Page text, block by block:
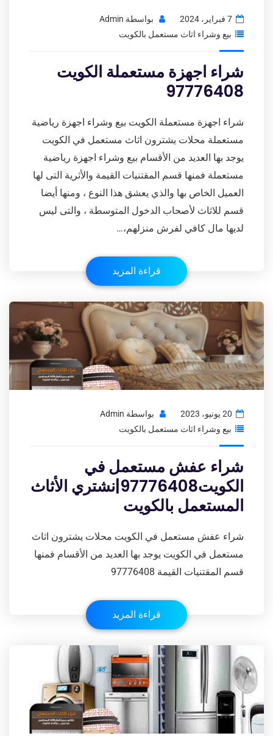
7 فبراير، 2024 بواسطة Admin
بيع وشراء اثاث مستعمل بالكويت
شراء اجهزة مستعملة الكويت
97776408
شراء اجهزة مستعملة الكويت بيع وشراء اجهزة رياضية
مستعملة محلات يشترون اثاث مستعمل في الكويت
يوجد بها العديد من الأقسام بيع وشراء اجهزة رياضية
مستعملة فمنها قسم المقتنيات القيمة والأثرية التى لها
العميل الخاص بها والذي يعشق هذا النوع ، ومنها أيضا
قسم للاثاث لأصحاب الدخول المتوسطة ، والتى ليس
لديها مال كافي لفرش منزلهم،…
قراءة المزيد
20 يونيو، 2023 بواسطة Admin
بيع وشراء اثاث مستعمل بالكويت
شراء عفش مستعمل في
الكويت97776408|نشتري الأثاث
المستعمل بالكويت
شراء عفش مستعمل في الكويت محلات يشترون اثاث
مستعمل في الكويت يوجد بها العديد من الأقسام فمنها
قسم المقتنيات القيمة 97776408
قراءة المزيد